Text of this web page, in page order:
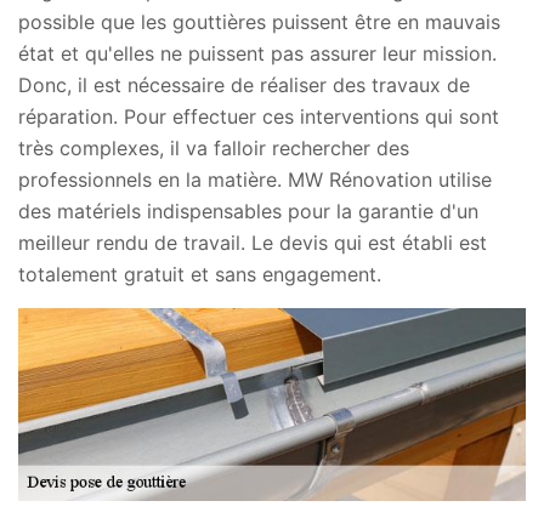
possible que les gouttières puissent être en mauvais
état et qu'elles ne puissent pas assurer leur mission.
Donc, il est nécessaire de réaliser des travaux de
réparation. Pour effectuer ces interventions qui sont
très complexes, il va falloir rechercher des
professionnels en la matière. MW Rénovation utilise
des matériels indispensables pour la garantie d'un
meilleur rendu de travail. Le devis qui est établi est
totalement gratuit et sans engagement.